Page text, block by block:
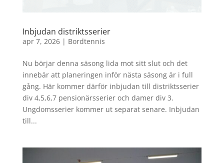
Inbjudan distriktsserier
apr 7, 2026| Bordtennis
Nu börjar denna säsong lida mot sitt slut och det
innebär att planeringen inför nästa säsong är i full
gång. Här kommer därför inbjudan till distriktsserier
div 4,5,6,7 pensionärsserier och damer div 3.
Ungdomsserier kommer ut separat senare. Inbjudan
till...